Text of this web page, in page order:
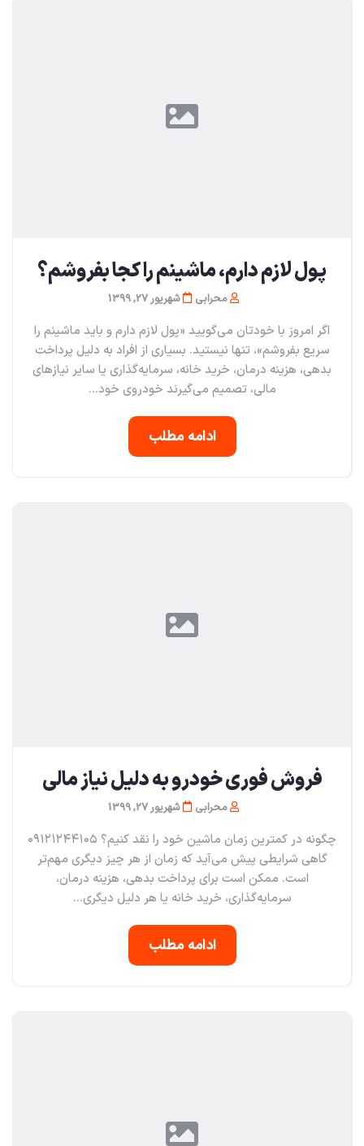
پول لازم دارم، ماشینم را کجا بفروشم؟
محرابی شهریور 27, 1399
اگر امروز با خودتان می‌گویید «پول لازم دارم و باید ماشینم را
سریع بفروشم»، تنها نیستید. بسیاری از افراد به دلیل پرداخت
بدهی، هزینه درمان، خرید خانه، سرمایه‌گذاری یا سایر نیازهای
مالی، تصمیم می‌گیرند خودروی خود...
ادامه مطلب
فروش فوری خودرو به دلیل نیاز مالی
محرابی شهریور 27, 1399
چگونه در کمترین زمان ماشین خود را نقد کنیم؟ ۰۹۱۲۱۲۴۴۱۰۵
گاهی شرایطی پیش می‌آید که زمان از هر چیز دیگری مهم‌تر
است. ممکن است برای پرداخت بدهی، هزینه درمان،
سرمایه‌گذاری، خرید خانه یا هر دلیل دیگری...
ادامه مطلب